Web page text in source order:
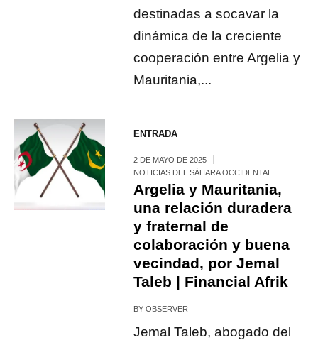
destinadas a socavar la
dinámica de la creciente
cooperación entre Argelia y
Mauritania,...
ENTRADA
2 DE MAYO DE 2025
NOTICIAS DEL SÁHARA OCCIDENTAL
Argelia y Mauritania,
una relación duradera
y fraternal de
colaboración y buena
vecindad, por Jemal
Taleb | Financial Afrik
BYOBSERVER
Jemal Taleb, abogado del